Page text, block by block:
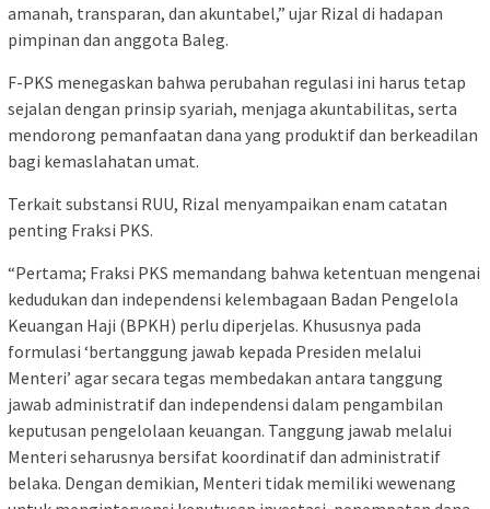
amanah, transparan, dan akuntabel,” ujar Rizal di hadapan
pimpinan dan anggota Baleg.
F-PKS menegaskan bahwa perubahan regulasi ini harus tetap
sejalan dengan prinsip syariah, menjaga akuntabilitas, serta
mendorong pemanfaatan dana yang produktif dan berkeadilan
bagi kemaslahatan umat.
Terkait substansi RUU, Rizal menyampaikan enam catatan
penting Fraksi PKS.
“Pertama; Fraksi PKS memandang bahwa ketentuan mengenai
kedudukan dan independensi kelembagaan Badan Pengelola
Keuangan Haji (BPKH) perlu diperjelas. Khususnya pada
formulasi ‘bertanggung jawab kepada Presiden melalui
Menteri’ agar secara tegas membedakan antara tanggung
jawab administratif dan independensi dalam pengambilan
keputusan pengelolaan keuangan. Tanggung jawab melalui
Menteri seharusnya bersifat koordinatif dan administratif
belaka. Dengan demikian, Menteri tidak memiliki wewenang